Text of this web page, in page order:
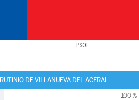
PSOE
DE VILLANUEVA DEL ACERAL
100 %